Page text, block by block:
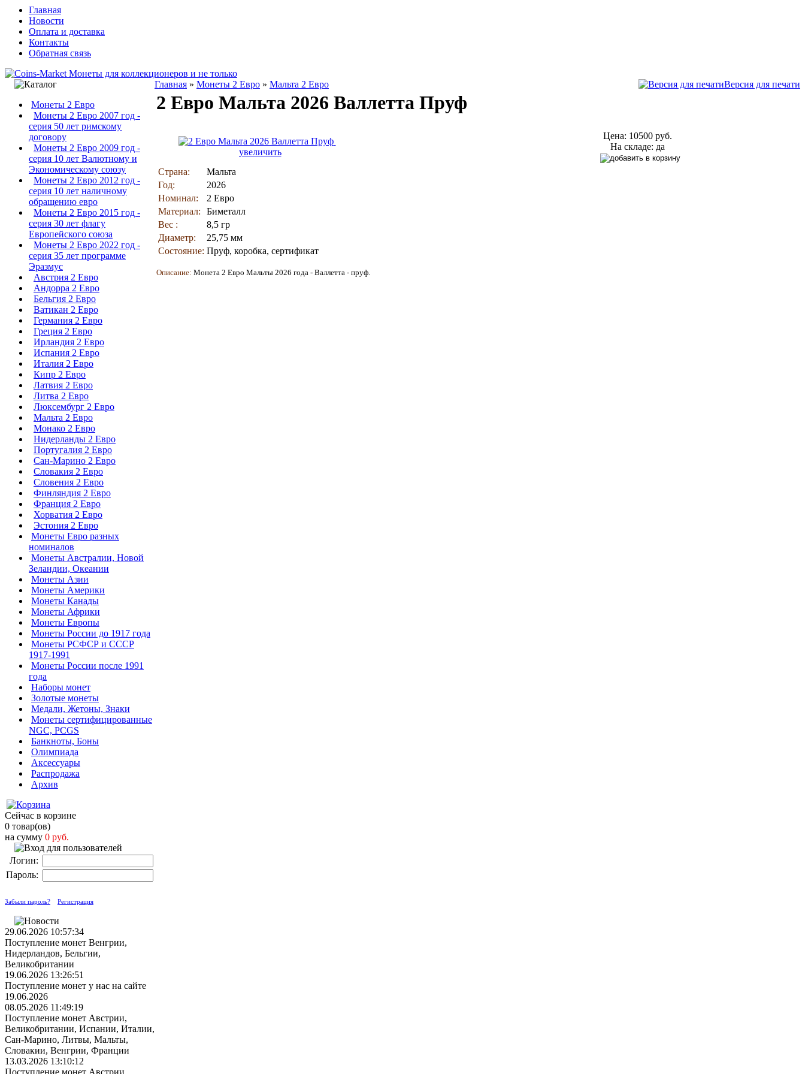
Главная
Новости
Оплата и доставка
Контакты
Обратная связь
Монеты 2 Евро
Монеты 2 Евро 2007 год -
серия 50 лет римскому
договору
Монеты 2 Евро 2009 год -
серия 10 лет Валютному и
Экономическому союзу
Монеты 2 Евро 2012 год -
серия 10 лет наличному
обращению евро
Монеты 2 Евро 2015 год -
серия 30 лет флагу
Европейского союза
Монеты 2 Евро 2022 год -
серия 35 лет программе
Эразмус
Австрия 2 Евро
Андорра 2 Евро
Бельгия 2 Евро
Ватикан 2 Евро
Германия 2 Евро
Греция 2 Евро
Ирландия 2 Евро
Испания 2 Евро
Италия 2 Евро
Кипр 2 Евро
Латвия 2 Евро
Литва 2 Евро
Люксембург 2 Евро
Мальта 2 Евро
Монако 2 Евро
Нидерланды 2 Евро
Португалия 2 Евро
Сан-Марино 2 Евро
Словакия 2 Евро
Словения 2 Евро
Финляндия 2 Евро
Франция 2 Евро
Хорватия 2 Евро
Эстония 2 Евро
Монеты Евро разных
номиналов
Монеты Австралии, Новой
Зеландии, Океании
Монеты Азии
Монеты Америки
Монеты Канады
Монеты Африки
Монеты Европы
Монеты России до 1917 года
Монеты РСФСР и СССР
1917-1991
Монеты России после 1991
года
Наборы монет
Золотые монеты
Медали, Жетоны, Знаки
Монеты сертифицированные
NGC, PCGS
Банкноты, Боны
Олимпиада
Аксессуары
Распродажа
Архив
Сейчас в корзине
0 товар(ов)
на сумму 0 руб.
Логин:
Пароль:
Забыли пароль? Регистрация
29.06.2026 10:57:34
Поступление монет Венгрии,
Нидерландов, Бельгии,
Великобритании
19.06.2026 13:26:51
Поступление монет у нас на сайте
19.06.2026
08.05.2026 11:49:19
Поступление монет Австрии,
Великобритании, Испании, Италии,
Сан-Марино, Литвы, Мальты,
Словакии, Венгрии, Франции
13.03.2026 13:10:12
Поступление монет Австрии,
Главная » Монеты 2 Евро » Мальта 2 Евро Версия для печати
2 Евро Мальта 2026 Валлетта Пруф
увеличить
Цена: 10500 руб.
На складе: да
Страна:
Мальта
Год:
2026
Номинал:
2 Евро
Материал:
Биметалл
Вес :
8,5 гр
Диаметр:
25,75 мм
Состояние: Пруф, коробка, сертификат
Описание: Монета 2 Евро Мальты 2026 года - Валлетта - пруф.